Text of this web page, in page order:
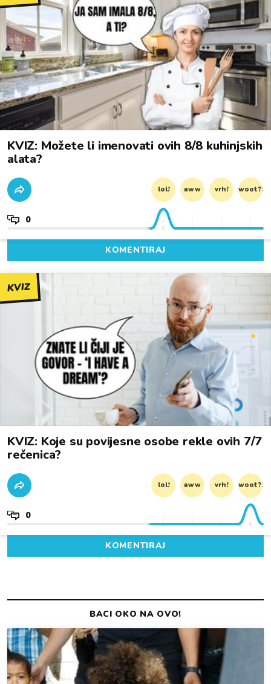
KVIZ: Možete li imenovati ovih 8/8 kuhinjskih
alata?
lol! aww vrh! woot?!
0
KOMENTIRAJ
KVIZ
KVIZ: Koje su povijesne osobe rekle ovih 7/7
rečenica?
lol! aww vrh! woot?!
0
KOMENTIRAJ